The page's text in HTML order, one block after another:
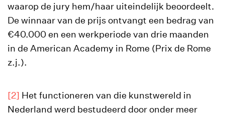
waarop de jury hem/haar uiteindelijk beoordeelt.
De winnaar van de prijs ontvangt een bedrag van
€40.000 en een werkperiode van drie maanden
in de American Academy in Rome (Prix de Rome
z.j.).
[2] Het functioneren van die kunstwereld in
Nederland werd bestudeerd door onder meer